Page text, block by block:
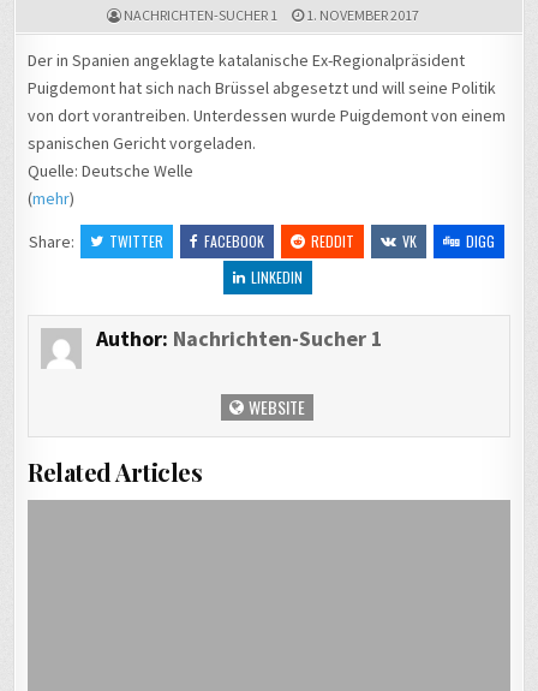
NACHRICHTEN-SUCHER 1 1. NOVEMBER 2017
Der in Spanien angeklagte katalanische Ex-Regionalpräsident
Puigdemont hat sich nach Brüssel abgesetzt und will seine Politik
von dort vorantreiben. Unterdessen wurde Puigdemont von einem
spanischen Gericht vorgeladen.
Quelle: Deutsche Welle
(mehr)
Share:
TWITTER FACEBOOK REDDIT VK
DIGG
LINKEDIN
Author: Nachrichten-Sucher 1
WEBSITE
Related Articles